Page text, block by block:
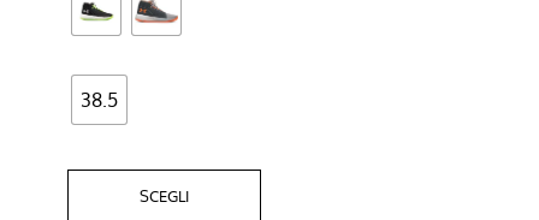
38.5
SCEGLI
nella
del
prodotto